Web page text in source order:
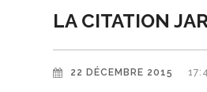
LA CITATION
22 DÉCEMBRE 2015